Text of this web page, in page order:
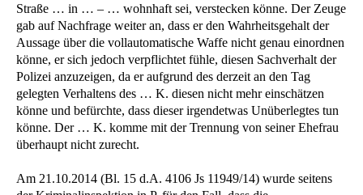
Straße … in … – … wohnhaft sei, verstecken könne. Der Zeuge
gab auf Nachfrage weiter an, dass er den Wahrheitsgehalt der
Aussage über die vollautomatische Waffe nicht genau einordnen
könne, er sich jedoch verpflichtet fühle, diesen Sachverhalt der
Polizei anzuzeigen, da er aufgrund des derzeit an den Tag
gelegten Verhaltens des … K. diesen nicht mehr einschätzen
könne und befürchte, dass dieser irgendetwas Unüberlegtes tun
könne. Der … K. komme mit der Trennung von seiner Ehefrau
überhaupt nicht zurecht.
Am 21.10.2014 (Bl. 15 d.A. 4106 Js 11949/14) wurde seitens